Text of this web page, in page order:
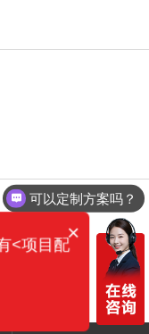
可以定制方案吗？
×
<项目配